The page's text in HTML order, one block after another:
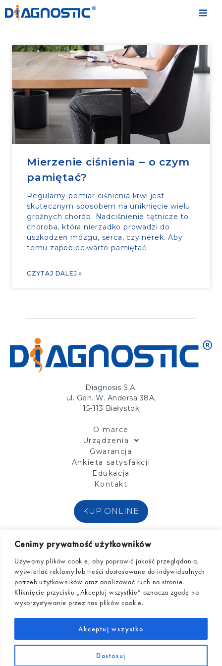
Cenimy prywatność użytkowników
Używamy plików cookie, aby poprawić jakość przeglądania,
wyświetlać reklamy lub treści dostosowane do indywidualnych
potrzeb użytkowników oraz analizować ruch na stronie.
Kliknięcie przycisku „Akceptuj wszystkie” oznacza zgodę na
wykorzystywanie przez nas plików cookie.
Dostosuj
Akceptuj wszystko
Mierzenie ciśnienia – o czym
pamiętać?
Regularny pomiar ciśnienia krwi jest
skutecznym sposobem na uniknięcie wielu
groźnych chorób. Nadciśnienie tętnicze to
choroba, która nierzadko prowadzi do
uszkodzeń mózgu, serca, czy nerek. Aby
temu zapobiec warto pamiętać
CZYTAJ DALEJ »
Diagnosis S.A.
ul. Gen. W. Andersa 38A,
15-113 Białystok
O marce
Urządzenia
Gwarancja
Ankieta satysfakcji
Edukacja
Kontakt
KUP ONLINE
© Diagnosis S.A.